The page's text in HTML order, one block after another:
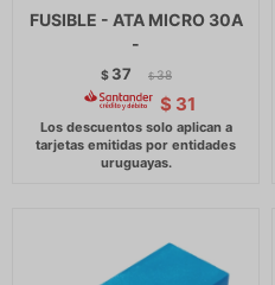
FUSIBLE - ATA MICRO 30A
-
$ 37 $ 38
$ 31